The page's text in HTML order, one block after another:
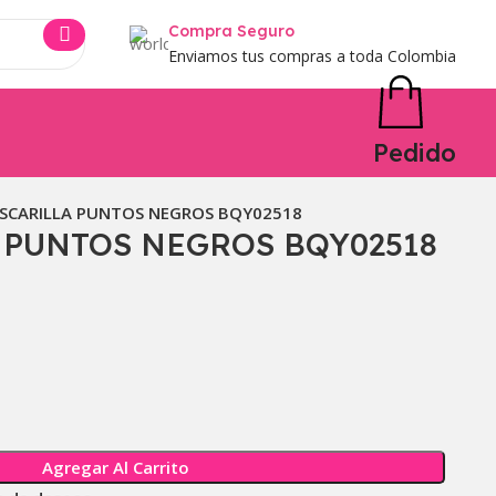
Compra Seguro
Enviamos tus compras a toda Colombia
Pedido
PUNTOS NEGROS BQY02518
NEGROS BQY02518
Agregar Al Carrito